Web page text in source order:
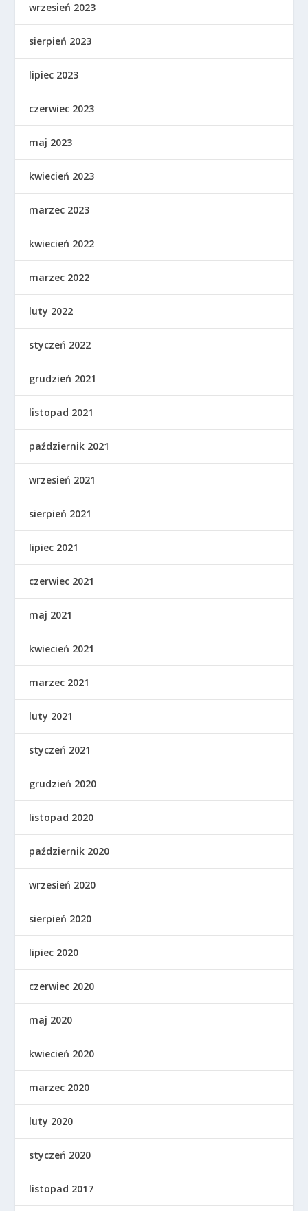
wrzesień 2023
sierpień 2023
lipiec 2023
czerwiec 2023
maj 2023
kwiecień 2023
marzec 2023
kwiecień 2022
marzec 2022
luty 2022
styczeń 2022
grudzień 2021
listopad 2021
październik 2021
wrzesień 2021
sierpień 2021
lipiec 2021
czerwiec 2021
maj 2021
kwiecień 2021
marzec 2021
luty 2021
styczeń 2021
grudzień 2020
listopad 2020
październik 2020
wrzesień 2020
sierpień 2020
lipiec 2020
czerwiec 2020
maj 2020
kwiecień 2020
marzec 2020
luty 2020
styczeń 2020
listopad 2017